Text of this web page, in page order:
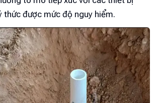
thức được mức độ nguy hiểm.